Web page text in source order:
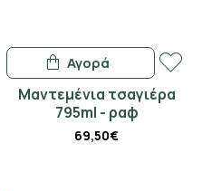
Μαντεμένια τσαγιέρα
795ml - ραφ
69,50€
Αγορά